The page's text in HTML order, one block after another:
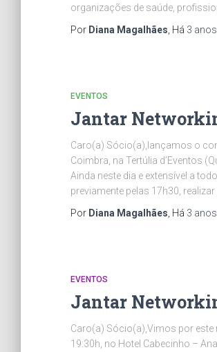
organizações de saúde,
Por Diana Magalhães , Há 3 anos
EVENTOS
Jantar
Caro(a) Sócio(a),lançamos o
Coimbra, na Tertúlia d’Eventos
Ainda neste dia e extensível a
previamente pelas 17h30,
Por Diana Magalhães , Há 3 anos
EVENTOS
Jantar
Caro(a) Sócio(a),Vimos por este
19:30h, no Hotel Cabecinho –